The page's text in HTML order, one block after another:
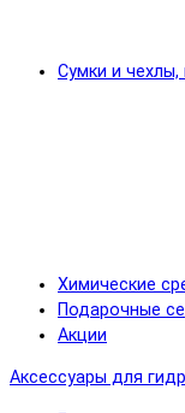
Сумки и чехлы,
Химические
Подарочные
Акции
Аксессуары для